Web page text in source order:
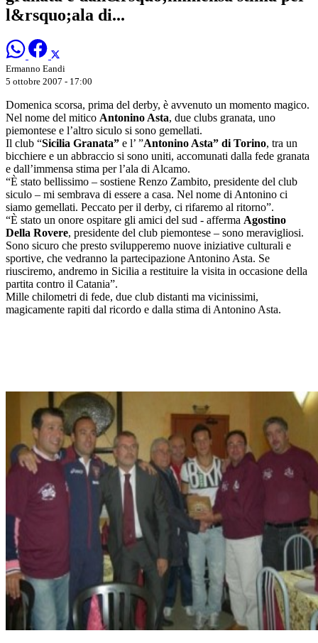
l&rsquo;ala di...
Ermanno Eandi
5 ottobre 2007 - 17:00
Domenica scorsa, prima del derby, è avvenuto un momento magico.
Nel nome del mitico Antonino Asta, due clubs granata, uno
piemontese e l’altro siculo si sono gemellati.
Il club “Sicilia Granata” e l’ ”Antonino Asta” di Torino, tra un
bicchiere e un abbraccio si sono uniti, accomunati dalla fede granata
e dall’immensa stima per l’ala di Alcamo.
“È stato bellissimo – sostiene Renzo Zambito, presidente del club
siculo – mi sembrava di essere a casa. Nel nome di Antonino ci
siamo gemellati. Peccato per il derby, ci rifaremo al ritorno”.
“È stato un onore ospitare gli amici del sud - afferma Agostino
Della Rovere, presidente del club piemontese – sono meravigliosi.
Sono sicuro che presto svilupperemo nuove iniziative culturali e
sportive, che vedranno la partecipazione Antonino Asta. Se
riusciremo, andremo in Sicilia a restituire la visita in occasione della
partita contro il Catania”.
Mille chilometri di fede, due club distanti ma vicinissimi,
magicamente rapiti dal ricordo e dalla stima di Antonino Asta.